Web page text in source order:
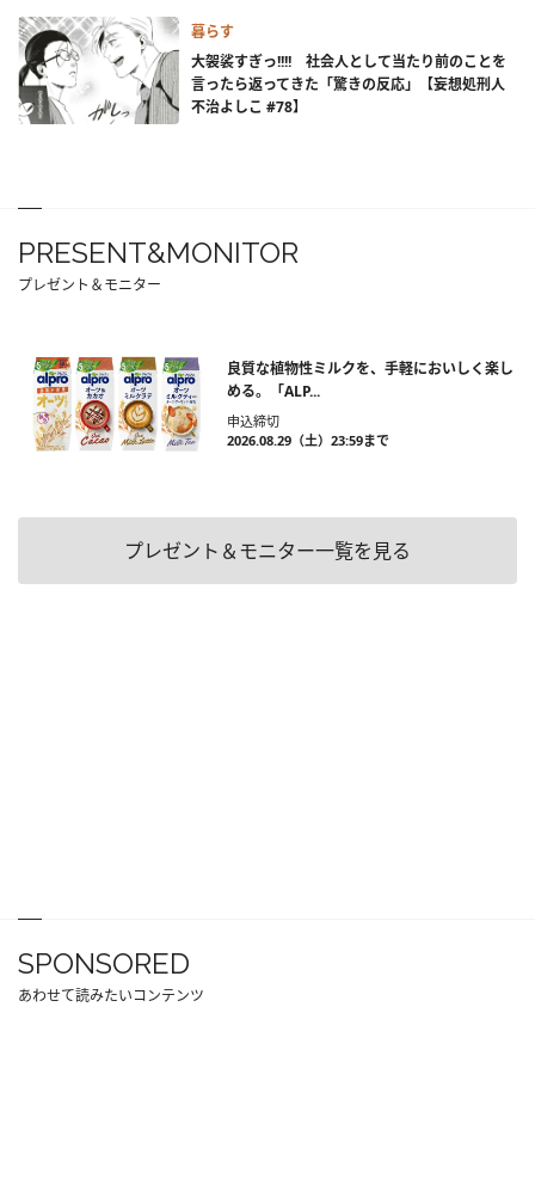
暮らす
大袈裟すぎっ!!!! 社会人として当たり前のことを
言ったら返ってきた「驚きの反応」【妄想処刑人
不治よしこ #78】
PRESENT&MONITOR
プレゼント＆モニター
良質な植物性ミルクを、手軽においしく楽し
める。「ALP...
申込締切
2026.08.29（土）23:59まで
プレゼント＆モニター一覧を見る
SPONSORED
あわせて読みたいコンテンツ